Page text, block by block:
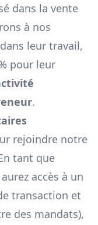
dans la vente
à nos
leur travail,
pour leur
.
rejoindre notre
tant que
accès à un
transaction et
des mandats),